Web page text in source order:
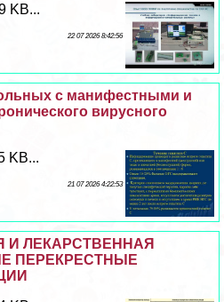
KB...
22 07 2026 8:42:56
с манифестными и
вирусного
KB...
21 07 2026 4:22:53
ЛЕКАРСТВЕННАЯ
ПЕРЕКРЕСТНЫЕ